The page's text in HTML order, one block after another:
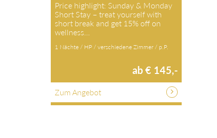
Price highlight: Sunday & Monday
Short Stay – treat yourself with
short break and get 15% off on
wellness…
1 Nächte / HP / verschiedene Zimmer / p.P.
ab € 145,-
Zum Angebot